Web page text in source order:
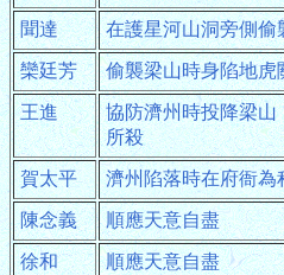
聞達 在護星河山洞旁側偷
欒廷芳 偷襲梁山時身陷地虎
王進
協防濟州時投降梁山
所殺
賀太平 濟州陷落時在府衙為
陳念義 順應天意自盡
徐和 順應天意自盡